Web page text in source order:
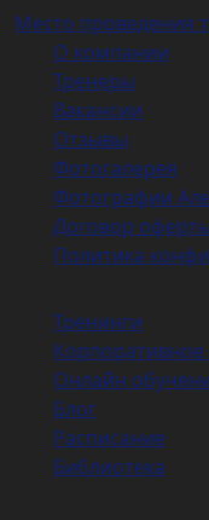
Место проведения
О компании
Тренеры
Вакансии
Отзывы
Фотогалерея
Фотографии
Договор
Политика
Тренинги
Онлайн
Блог
Расписание
Библиотека